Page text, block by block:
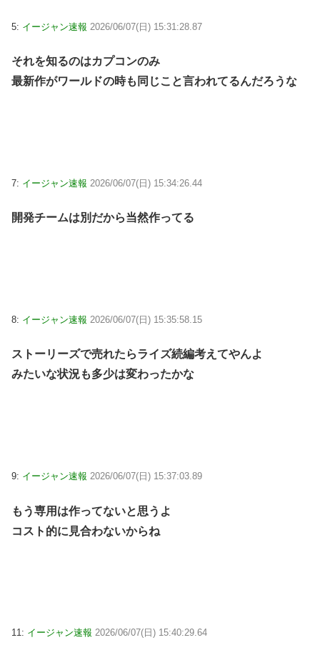
5: イージャン速報 2026/06/07(日) 15:31:28.87
それを知るのはカプコンのみ
最新作がワールドの時も同じこと言われてるんだろうな
7: イージャン速報 2026/06/07(日) 15:34:26.44
開発チームは別だから当然作ってる
8: イージャン速報 2026/06/07(日) 15:35:58.15
ストーリーズで売れたらライズ続編考えてやんよ
みたいな状況も多少は変わったかな
9: イージャン速報 2026/06/07(日) 15:37:03.89
もう専用は作ってないと思うよ
コスト的に見合わないからね
11: イージャン速報 2026/06/07(日) 15:40:29.64